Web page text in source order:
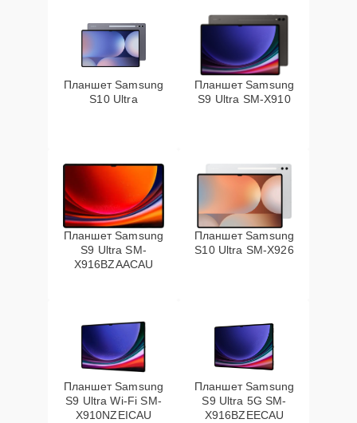
Планшет Samsung
S10 Ultra
Планшет Samsung
S9 Ultra SM-X910
Планшет Samsung
S9 Ultra SM-
X916BZAACAU
Планшет Samsung
S10 Ultra SM-X926
Планшет Samsung
S9 Ultra Wi-Fi SM-
X910NZEICAU
Планшет Samsung
S9 Ultra 5G SM-
X916BZEECAU